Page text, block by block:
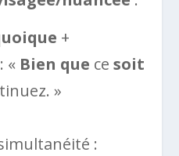
+
: « Bien que cesoit
»
: